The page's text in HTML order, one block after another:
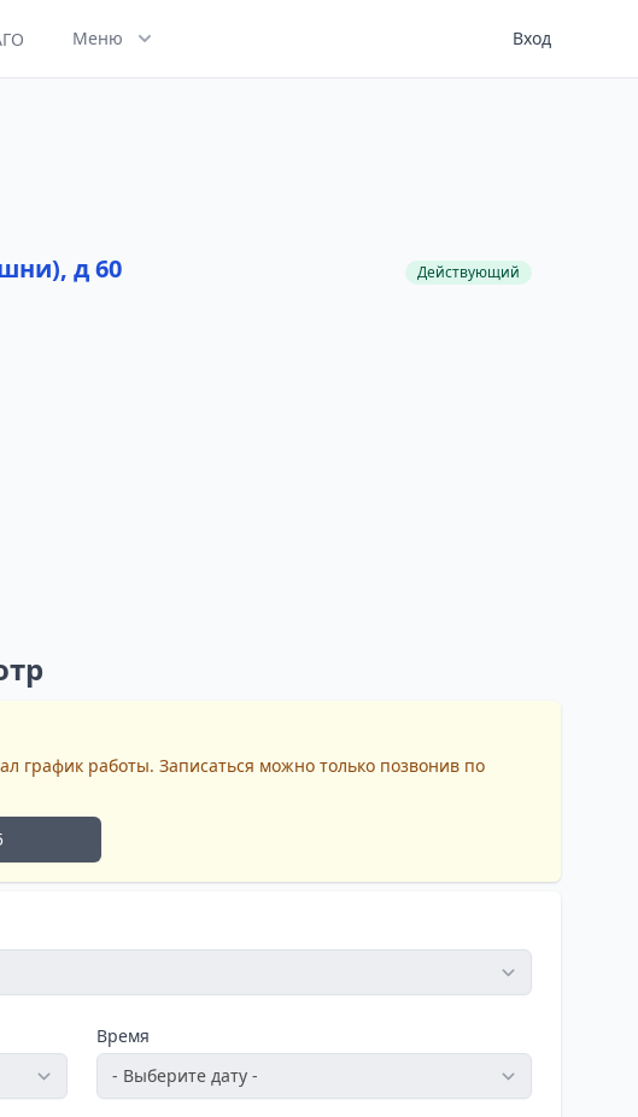
Меню Вход
д 60 Действующий
график работы. Записаться можно только позвонив по
Время